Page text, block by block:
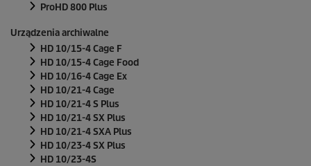
ProHD 800 Plus
Urządzenia archiwalne
HD 10/15-4 Cage F
HD 10/15-4 Cage Food
HD 10/16-4 Cage Ex
HD 10/21-4 Cage
HD 10/21-4 S Plus
HD 10/21-4 SX Plus
HD 10/21-4 SXA Plus
HD 10/23-4 SX Plus
HD 10/23-4S